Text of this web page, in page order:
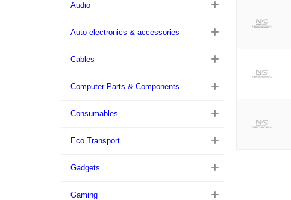
Audio
Auto electronics & accessories
Cables
Computer Parts & Components
Consumables
Eco Transport
Gadgets
Gaming